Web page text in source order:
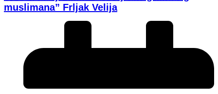
muslimana” Frljak Velija